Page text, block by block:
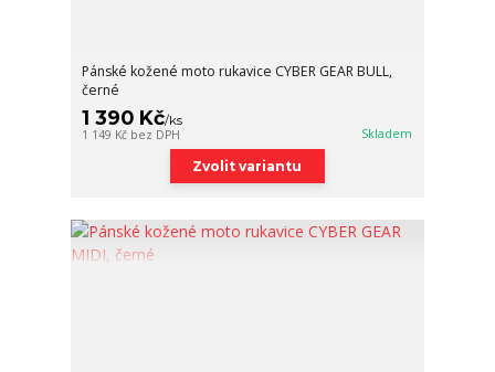
Pánské kožené moto rukavice CYBER GEAR BULL,
černé
1 390 Kč/ks
1 149 Kč bez DPH Skladem
Zvolit variantu